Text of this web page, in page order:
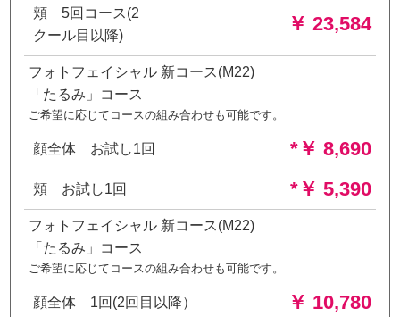
頬 5回コース(2
クール目以降)
￥ 23,584
フォトフェイシャル 新コース(M22)
「たるみ」コース
ご希望に応じてコースの組み合わせも可能です。
顔全体 お試し1回 *￥ 8,690
頬 お試し1回 *￥ 5,390
フォトフェイシャル 新コース(M22)
「たるみ」コース
ご希望に応じてコースの組み合わせも可能です。
顔全体 1回(2回目以降） ￥ 10,780